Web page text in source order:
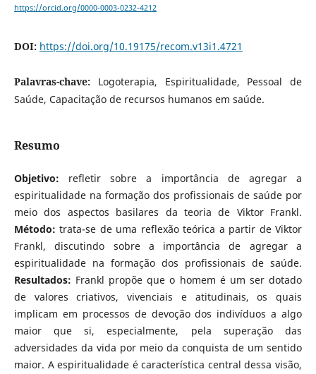
https://orcid.org/0000-0003-0232-4212
DOI: https://doi.org/10.19175/recom.v13i1.4721
Palavras-chave: Logoterapia, Espiritualidade, Pessoal de
Saúde, Capacitação de recursos humanos em saúde.
Resumo
Objetivo: refletir sobre a importância de agregar a
espiritualidade na formação dos profissionais de saúde por
meio dos aspectos basilares da teoria de Viktor Frankl.
Método: trata-se de uma reflexão teórica a partir de Viktor
Frankl, discutindo sobre a importância de agregar a
espiritualidade na formação dos profissionais de saúde.
Resultados: Frankl propõe que o homem é um ser dotado
de valores criativos, vivenciais e atitudinais, os quais
implicam em processos de devoção dos indivíduos a algo
maior que si, especialmente, pela superação das
adversidades da vida por meio da conquista de um sentido
maior. A espiritualidade é característica central dessa visão,